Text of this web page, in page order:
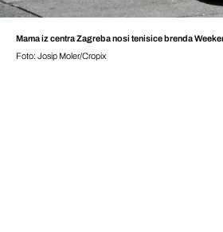
Mama iz centra Zagreba nosi tenisice brenda
Foto: Josip Moler/Cropix